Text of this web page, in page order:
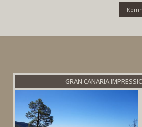
GRAN CANARIA